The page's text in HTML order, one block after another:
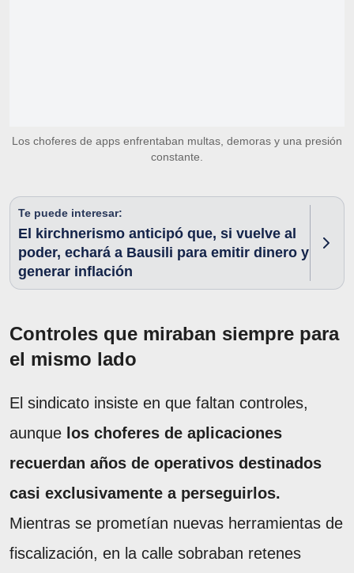
Los choferes de apps enfrentaban multas, demoras y una presión
constante.
Te puede interesar:
El kirchnerismo anticipó que, si vuelve al
poder, echará a Bausili para emitir dinero y
generar inflación
Controles que miraban siempre para
el mismo lado
El sindicato insiste en que faltan controles,
aunque los choferes de aplicaciones
recuerdan años de operativos destinados
casi exclusivamente a perseguirlos.
Mientras se prometían nuevas herramientas de
fiscalización, en la calle sobraban retenes